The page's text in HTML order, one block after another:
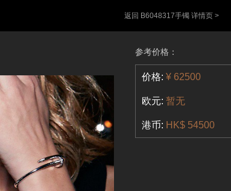
返回 B6048317手镯 详情页 >
参考价格：
价格: ¥ 62500
欧元: 暂无
港币: HK$ 54500